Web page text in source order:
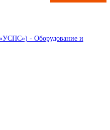
для шариков
системы